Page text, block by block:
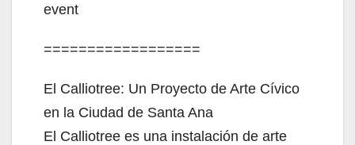
event
==================
El Calliotree: Un Proyecto de Arte Cívico
en la Ciudad de Santa Ana
El Calliotree es una instalación de arte